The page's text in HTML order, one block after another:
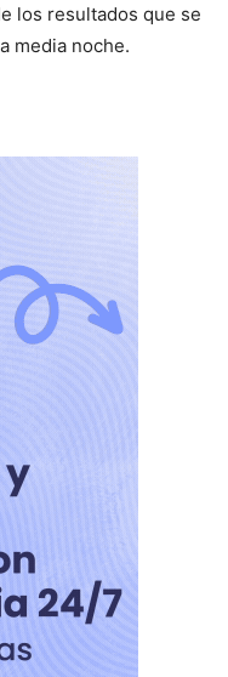
los resultados que se
media noche.